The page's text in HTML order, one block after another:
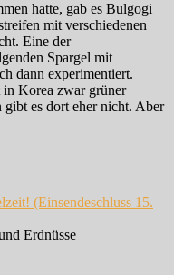
hatte, gab es Bulgogi
mit verschiedenen
Eine der
Spargel mit
dann experimentiert.
in Korea zwar grüner
es dort eher nicht. Aber
Erdnüsse